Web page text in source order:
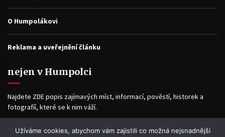
O Humpolákovi
Reklama a uveřejnění článku
nejen v Humpolci
Najdete ZDE popis zajímavých míst, informací, pověstí, historek a
fotografíí, které se k nim váží.
Užíváme cookies, abychom vám zajistili co možná nejsnadnější